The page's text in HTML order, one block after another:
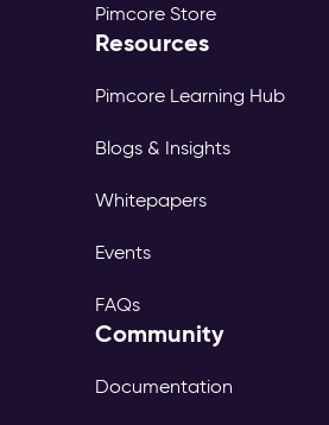
Pimcore Store
Resources
Pimcore Learning Hub
Blogs & Insights
Whitepapers
Events
FAQs
Community
Documentation